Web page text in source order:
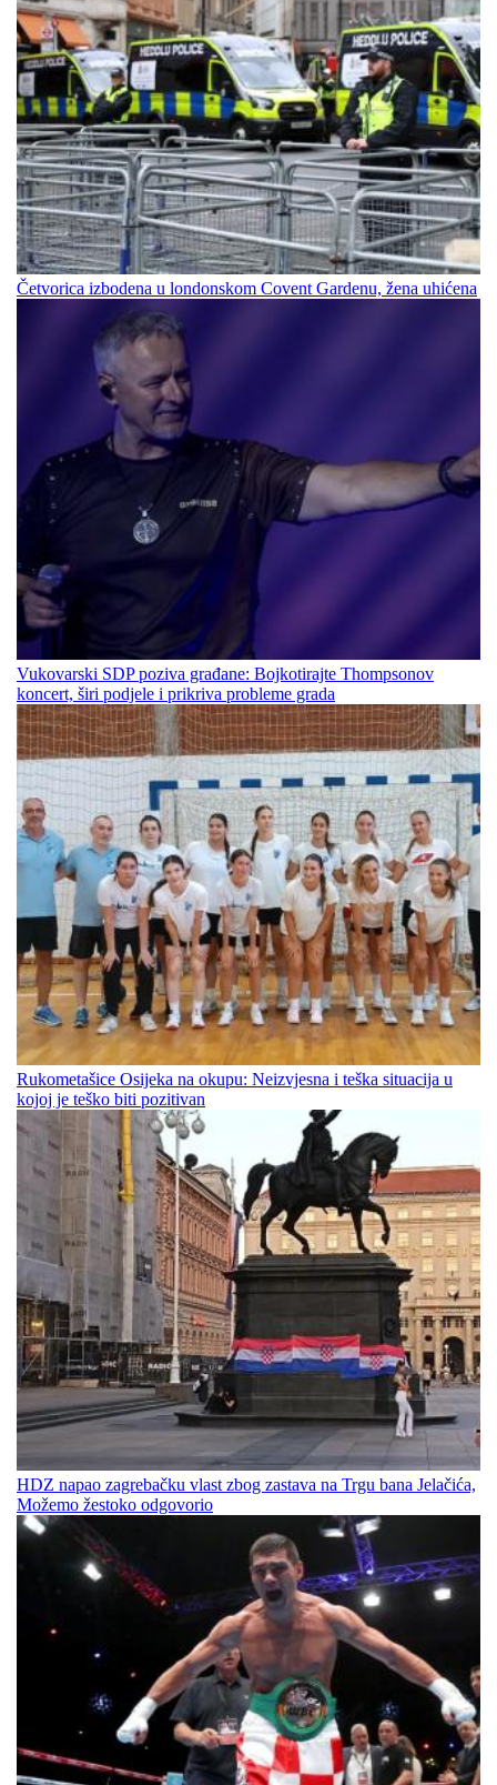
Četvorica izbodena u londonskom Covent Gardenu, žena uhićena
Vukovarski SDP poziva građane: Bojkotirajte Thompsonov
koncert, širi podjele i prikriva probleme grada
Rukometašice Osijeka na okupu: Neizvjesna i teška situacija u
kojoj je teško biti pozitivan
HDZ napao zagrebačku vlast zbog zastava na Trgu bana Jelačića,
Možemo žestoko odgovorio